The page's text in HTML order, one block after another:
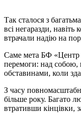
Так сталося з
всі негаразди,
втрачали надію на
Саме мета БФ «Центр
перемоги: над собою,
обставинами, коли
З часу
більше року. Багато
втративши кінцівки,